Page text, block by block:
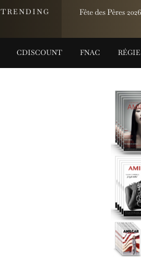
TRENDING Jaeger-LeCoultre
CDISCOUNT FNAC